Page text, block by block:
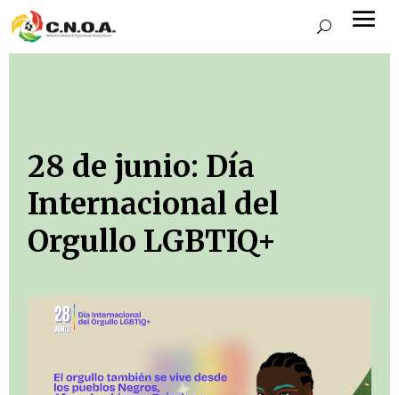
28 de junio: Día
Internacional del
Orgullo LGBTIQ+